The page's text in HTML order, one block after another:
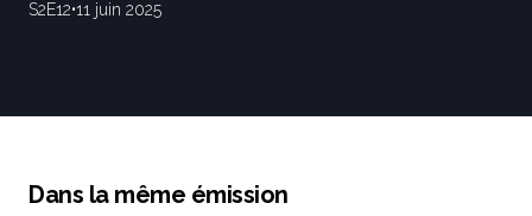
S2E12•11 juin 2025
Dans la même émission